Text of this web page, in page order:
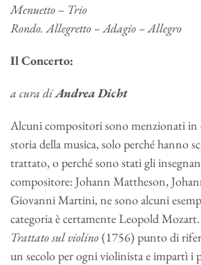
Menuetto – Trio
Rondo. Allegretto – Adagio – Allegro
Il Concerto:
a cura diAndrea Dicht
Alcuni compositori sono menzionati in
storia della musica, solo perché hanno
trattato, o perché sono stati gli
compositore: Johann Mattheson,
Giovanni Martini, ne sono alcuni
categoria è certamente Leopold
Trattato sul violino(1756) punto di
un secolo per ogni violinista e impartì